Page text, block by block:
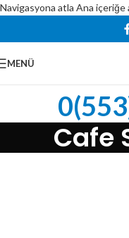
Navigasyona atla Ana içeriğe
MENÜ
Cafe